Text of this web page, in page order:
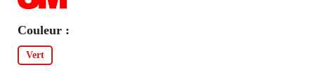
Couleur :
Vert